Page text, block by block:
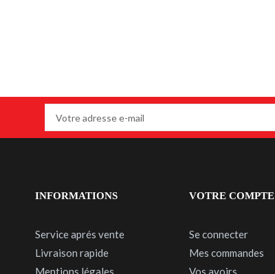
INFORMATIONS
Service aprés vente
Livraison rapide
VOTRE COMPTE
Se connecter
Mes commandes